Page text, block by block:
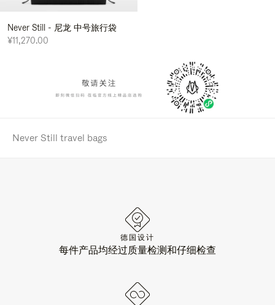
Never Still - 尼龙 中号旅行袋
¥11,270.00
Never Still travel bags
德国设计
每件产品均经过质量检测和仔细检查